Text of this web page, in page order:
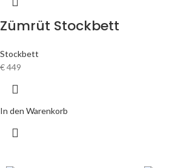
Zümrüt Stockbett
Stockbett
€449
In den Warenkorb